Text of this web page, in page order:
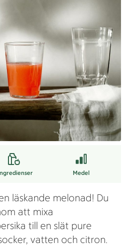
Medel
läskande melonad! Du
att mixa
till en slät pure
vatten och citron.